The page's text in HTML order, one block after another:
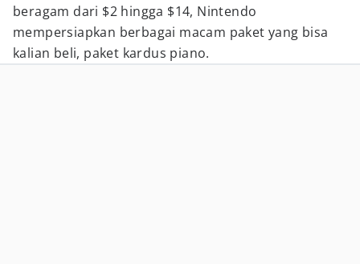
beragam dari $2 hingga $14, Nintendo
mempersiapkan berbagai macam paket yang bisa
kalian beli, paket kardus piano.